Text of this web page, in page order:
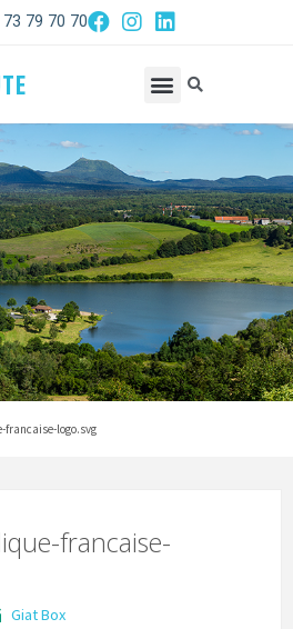
79 70 70
TE
francaise-logo.svg
francaise-
Giat Box